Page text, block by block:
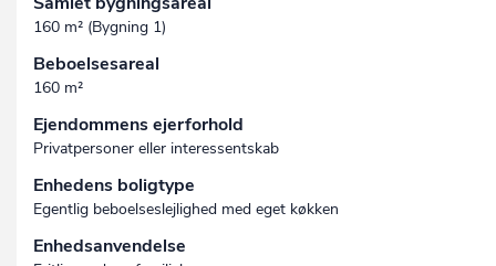
160 m² (Bygning 1)
Beboelsesareal
160 m²
Ejendommens ejerforhold
Privatpersoner eller interessentskab
Enhedens boligtype
Egentlig beboelseslejlighed med eget køkken
Enhedsanvendelse